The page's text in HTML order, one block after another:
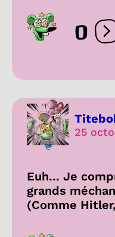
0
25
Euh... Je
grands
(Comme